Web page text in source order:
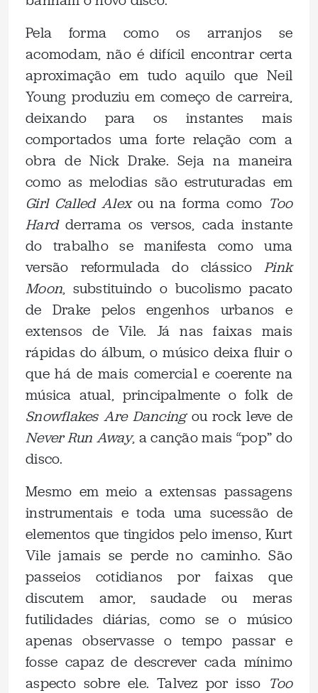
Pela forma como os arranjos se
acomodam, não é difícil encontrar certa
aproximação em tudo aquilo que Neil
Young produziu em começo de carreira,
deixando para os instantes mais
comportados uma forte relação com a
obra de Nick Drake. Seja na maneira
como as melodias são estruturadas em
Girl Called Alexou na forma como Too
Hardderrama os versos, cada instante
do trabalho se manifesta como uma
versão reformulada do clássico Pink
Moon, substituindo o bucolismo pacato
de Drake pelos engenhos urbanos e
extensos de Vile. Já nas faixas mais
rápidas do álbum, o músico deixa fluir o
que há de mais comercial e coerente na
música atual, principalmente o folk de
Snowflakes Are Dancingou rock leve de
Never Run Away, a canção mais “pop” do
disco.
Mesmo em meio a extensas passagens
instrumentais e toda uma sucessão de
elementos que tingidos pelo imenso, Kurt
Vile jamais se perde no caminho. São
passeios cotidianos por faixas que
discutem amor, saudade ou meras
futilidades diárias, como se o músico
apenas observasse o tempo passar e
fosse capaz de descrever cada mínimo
aspecto sobre ele. Talvez por isso Too